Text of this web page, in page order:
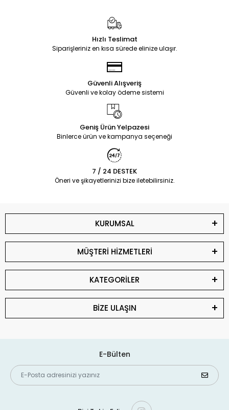
Hızlı Teslimat
Siparişleriniz en kısa sürede elinize ulaşır.
Güvenli Alışveriş
Güvenli ve kolay ödeme sistemi
Geniş Ürün Yelpazesi
Binlerce ürün ve kampanya seçeneği
7 / 24 DESTEK
Öneri ve şikayetlerinizi bize iletebilirsiniz.
KURUMSAL
MÜŞTERİ HİZMETLERİ
KATEGORİLER
BİZE ULAŞIN
E-Bülten